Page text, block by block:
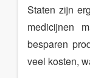
Staten zijn
medicijnen
besparen
veel kosten,